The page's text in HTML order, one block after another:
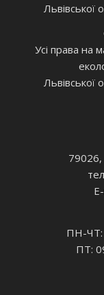
Львівської
Усі права на
Львівської
79026,
ПН-ЧТ:
ПТ: